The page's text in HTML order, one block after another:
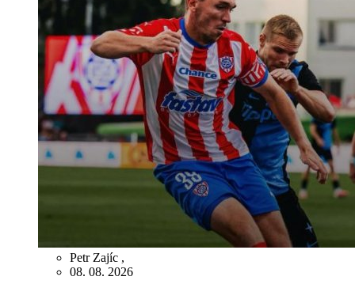
Petr Zajíc ,
08. 08. 2026